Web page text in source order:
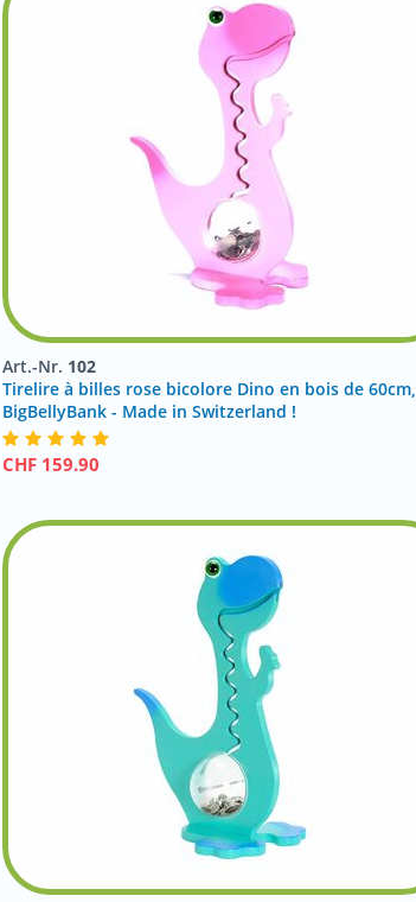
Art.-Nr. 102
Tirelire à billes rose bicolore Dino en bois de 60cm,
BigBellyBank - Made in Switzerland !
CHF 159.90